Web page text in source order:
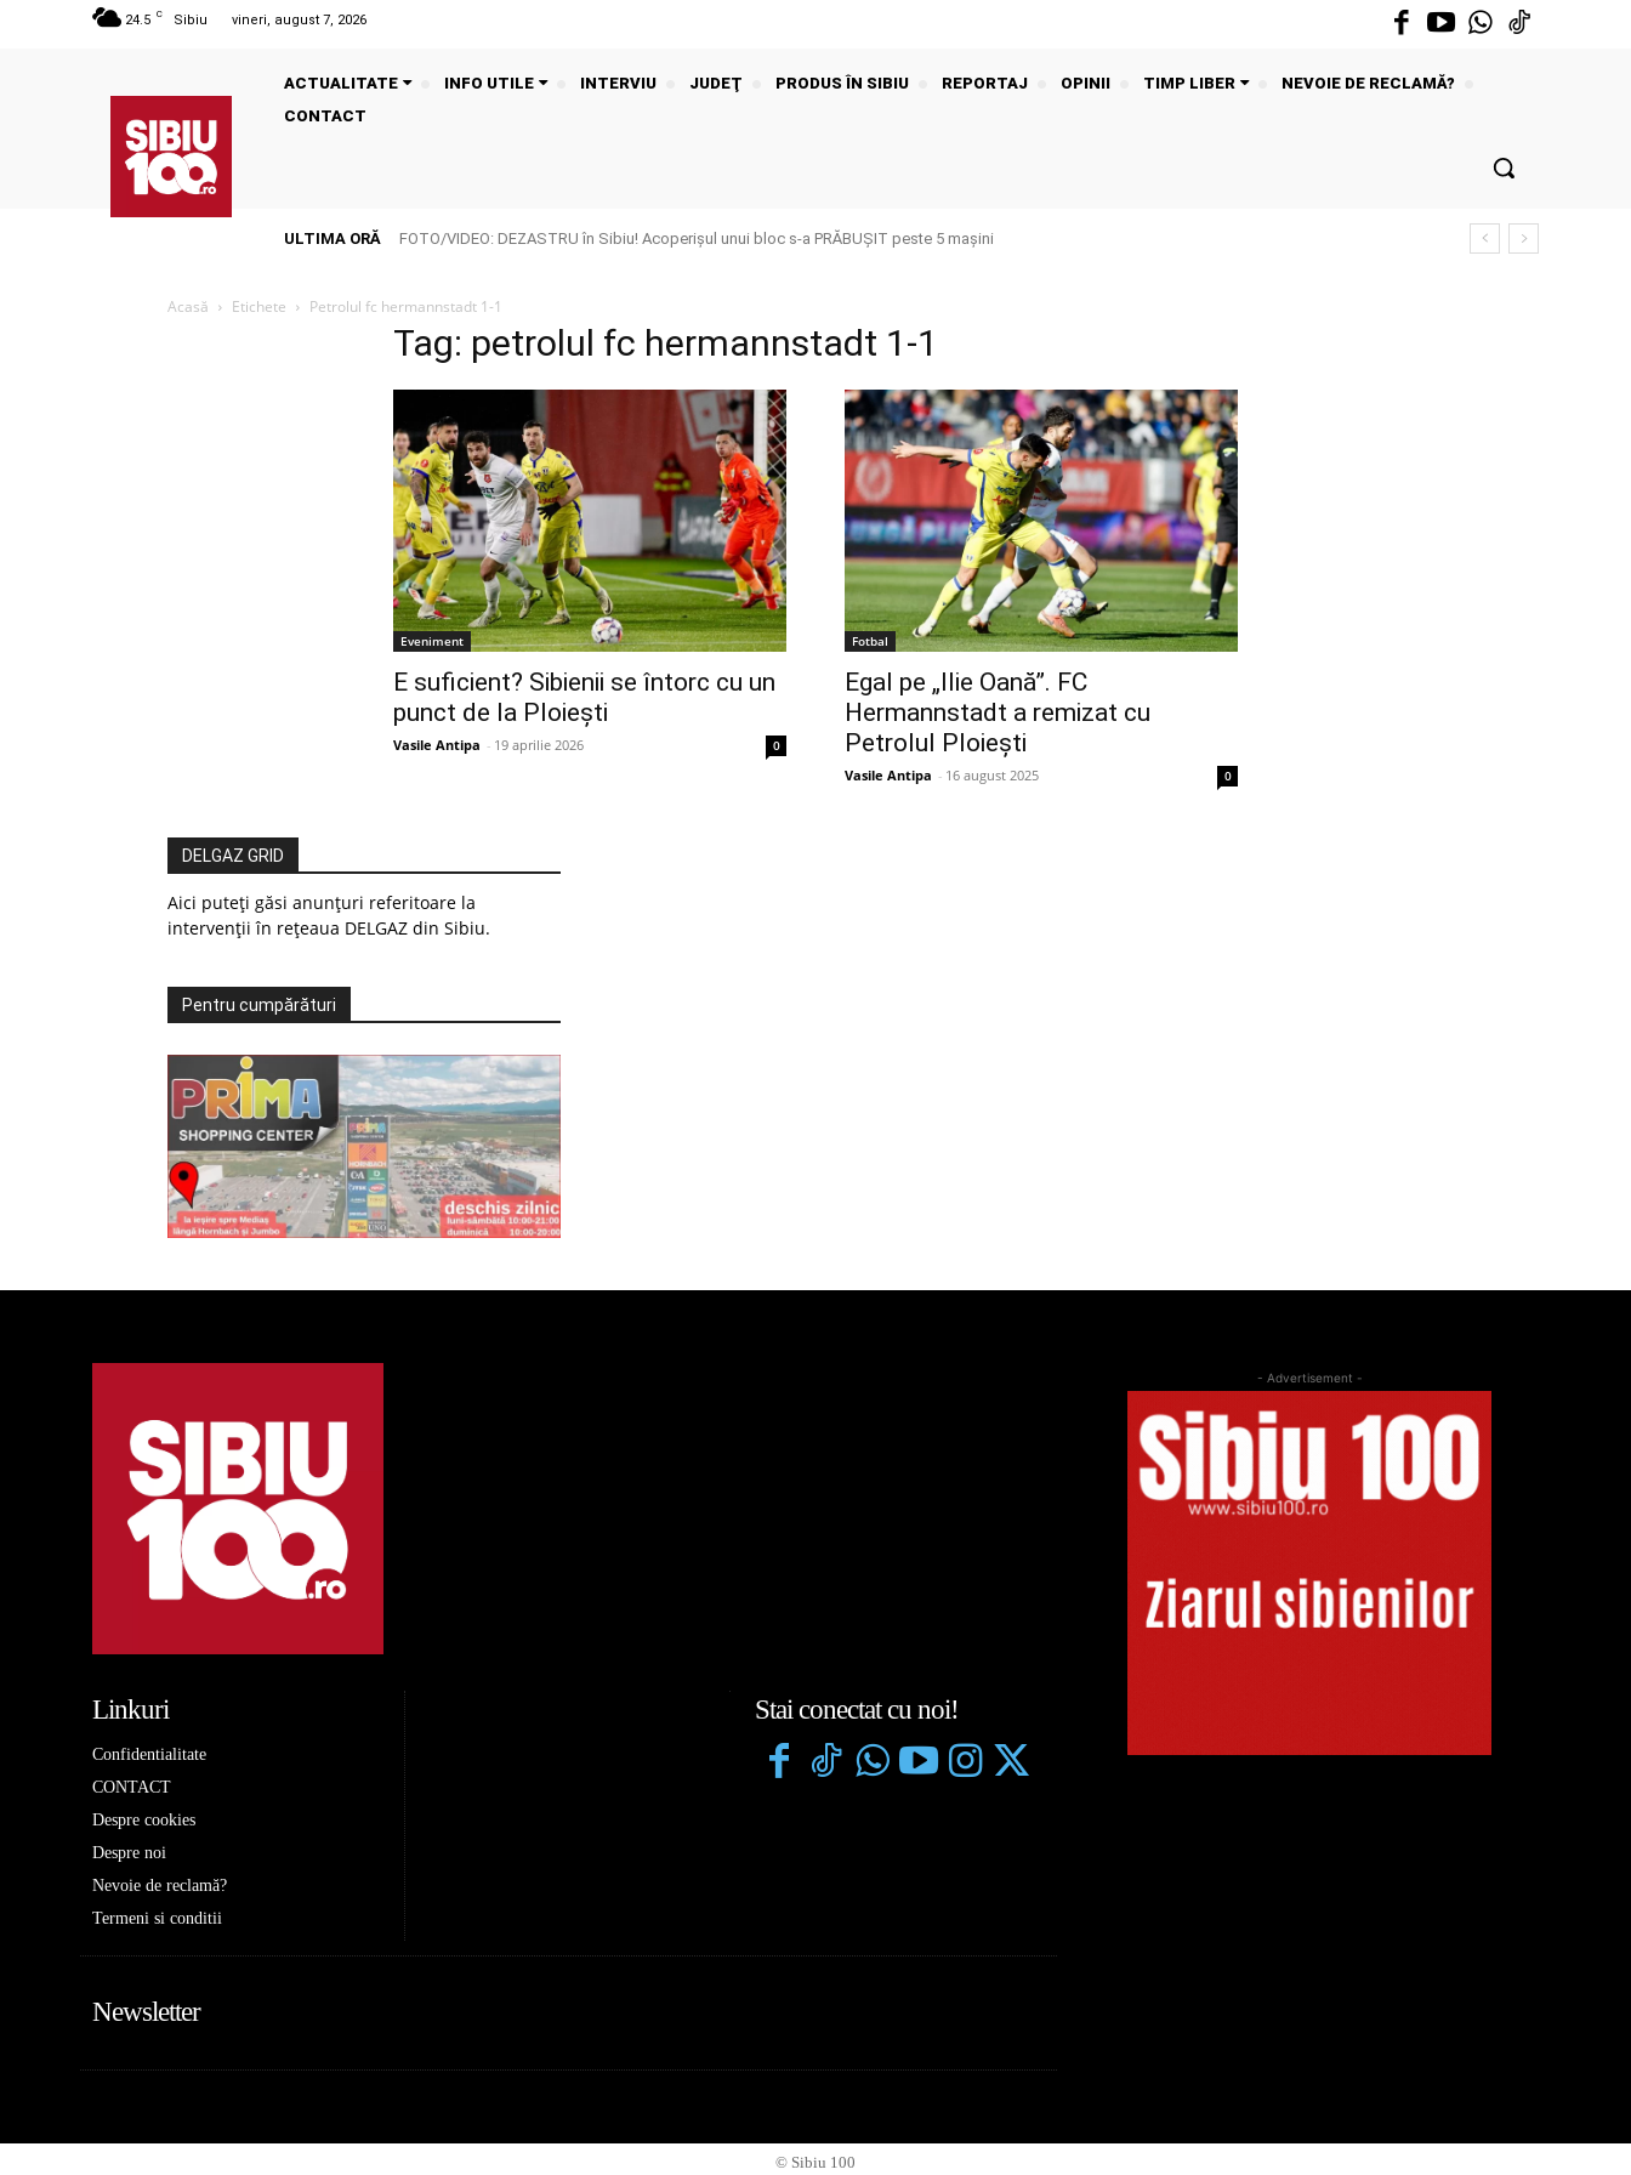
24.5 C Sibiu vineri, august 7, 2026
ACTUALITATE INFO UTILE INTERVIU JUDEŢ PRODUS ÎN SIBIU REPORTAJ OPINII TIMP LIBER
NEVOIE DE RECLAMĂ?
CONTACT
ULTIMA ORĂ FOTO/VIDEO: DEZASTRU în Sibiu! Acoperișul unui bloc s-a PRĂBUȘIT peste 5 mașini
Acasă Etichete Petrolul fc hermannstadt 1-1
Tag: petrolul fc hermannstadt 1-1
Eveniment
E suficient? Sibienii se întorc cu un
punct de la Ploiești
Vasile Antipa - 19 aprilie 2026 0
Fotbal
Egal pe „Ilie Oană”. FC
Hermannstadt a remizat cu
Petrolul Ploiești
Vasile Antipa - 16 august 2025 0
DELGAZ GRID
Aici puteți găsi anunțuri referitoare la
intervenții în rețeaua DELGAZ din Sibiu.
Pentru cumpărături
Linkuri
Confidentialitate
CONTACT
Despre cookies
Despre noi
Nevoie de reclamă?
Termeni si conditii
Stai conectat cu noi!
Newsletter
- Advertisement -
© Sibiu 100